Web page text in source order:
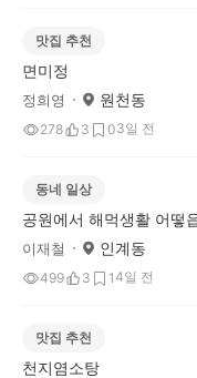
맛집 추천
면미정
정희영 원천동
278 3 03일 전
동네 일상
공원에서 해먹생활 어떻
이재철 인계동
499 3 14일 전
맛집 추천
천지염소탕